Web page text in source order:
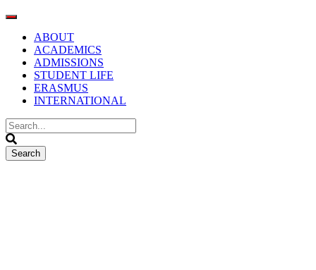
ABOUT
ACADEMICS
ADMISSIONS
STUDENT LIFE
ERASMUS
INTERNATIONAL